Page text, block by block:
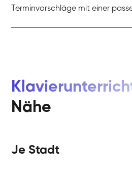
Terminvorschläge mit einer
Nähe
Je Stadt